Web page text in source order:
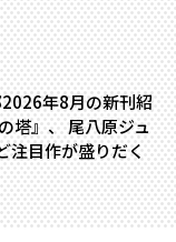
年8月の新刊紹
塔』、 尾八原ジュ
注目作が盛りだく